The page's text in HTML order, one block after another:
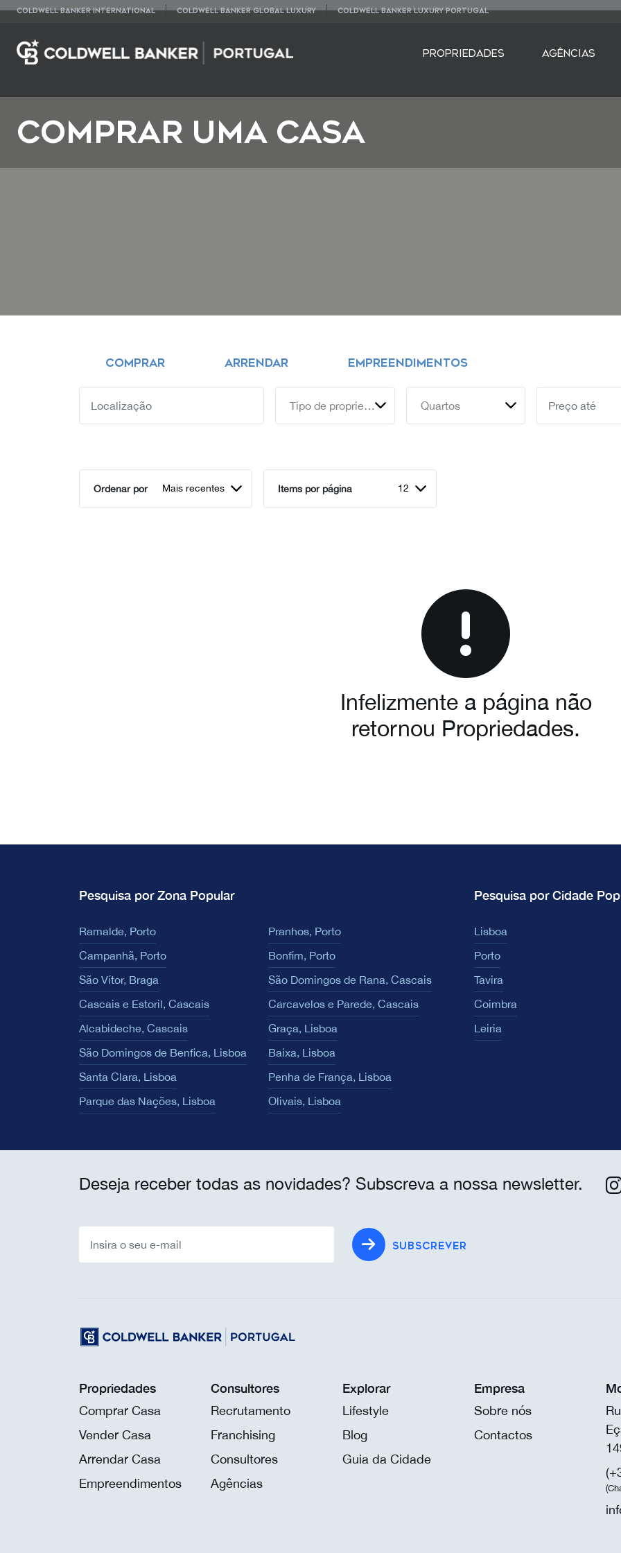
COLDWELL BANKER INTERNATIONAL COLDWELL BANKER GLOBAL LUXURY COLDWELL BANKER LUXURY PORTUGAL
PROPRIEDADES AGÊNCIAS
COMPRAR UMA CASA
COMPRAR ARRENDAR EMPREENDIMENTOS
Tipo de propriedade Quartos
Ordenar por Mais recentes Items por página 12
Infelizmente a página não
retornou Propriedades.
Pesquisa por Zona Popular
Ramalde, Porto
Pranhos, Porto
Campanhã, Porto
Bonfim, Porto
São Vítor, Braga
São Domingos de Rana, Cascais
Cascais e Estoril, Cascais
Carcavelos e Parede, Cascais
Alcabideche, Cascais
Graça, Lisboa
São Domingos de Benfica, Lisboa
Baixa, Lisboa
Santa Clara, Lisboa
Penha de França, Lisboa
Parque das Nações, Lisboa
Olivais, Lisboa
Pesquisa por Cidade
Lisboa
Porto
Tavira
Coimbra
Leiria
Deseja receber todas as novidades? Subscreva a nossa newsletter.
SUBSCREVER
Propriedades
Comprar Casa
Vender Casa
Arrendar Casa
Empreendimentos
Consultores
Recrutamento
Franchising
Consultores
Agências
Explorar
Lifestyle
Blog
Guia da Cidade
Empresa
Sobre nós
Contactos